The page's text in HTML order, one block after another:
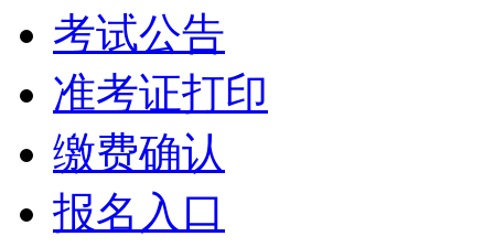
考试公告
准考证打印
缴费确认
报名入口